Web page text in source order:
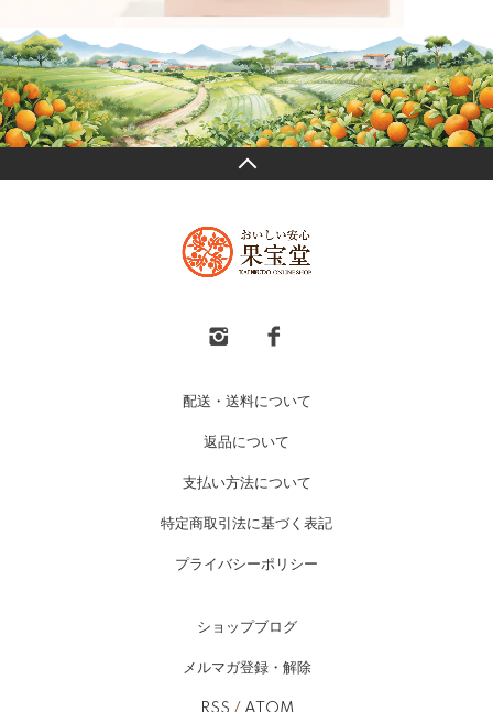
配送・送料について
返品について
支払い方法について
特定商取引法に基づく表記
プライバシーポリシー
ショップブログ
メルマガ登録・解除
RSS / ATOM